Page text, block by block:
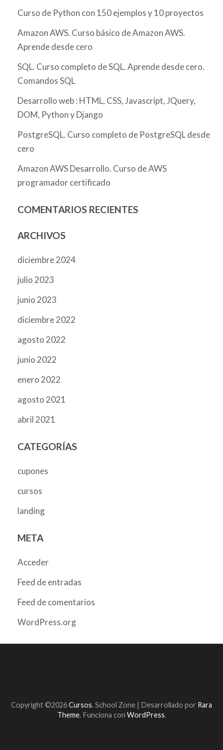
Curso de Python con 150 ejemplos y 10 proyectos
Amazon AWS. Curso básico de Amazon AWS.
Aprende desde cero
SQL. Curso completo de SQL. Aprende desde cero.
Comandos SQL
Desarrollo web : HTML, CSS, Javascript, JQuery,
DOM, Python y Django
PostgreSQL. Curso completo de PostgreSQL desde
cero
Amazon AWS Desarrollo. Curso de AWS
programador certificado
COMENTARIOS RECIENTES
ARCHIVOS
diciembre 2024
julio 2023
junio 2023
diciembre 2022
agosto 2022
junio 2022
enero 2022
agosto 2021
abril 2021
CATEGORÍAS
cupones
cursos
landing
META
Acceder
Feed de entradas
Feed de comentarios
WordPress.org
Copyright ©2026Cursos.School Zone | Desarrollado por Rara
Theme. Funciona con WordPress.